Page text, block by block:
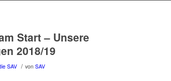
Start – Unsere
2018/19
SAV / von SAV